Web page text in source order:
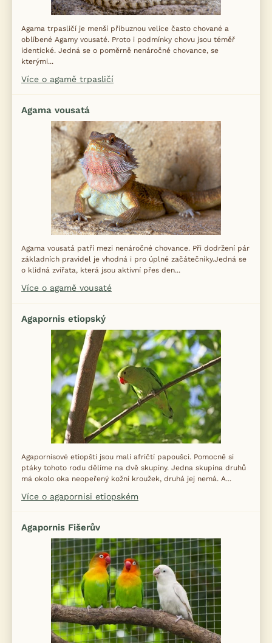
Agama trpasličí je menší příbuznou velice často chované a
oblíbené Agamy vousaté. Proto i podmínky chovu jsou téměř
identické. Jedná se o poměrně nenáročné chovance, se
kterými...
Více o agamě trpasličí
Agama vousatá
Agama vousatá patří mezi nenáročné chovance. Při dodržení pár
základních pravidel je vhodná i pro úplné začátečníky.Jedná se
o klidná zvířata, která jsou aktivní přes den...
Více o agamě vousaté
Agapornis etiopský
Agapornisové etiopští jsou malí afričtí papoušci. Pomocně si
ptáky tohoto rodu dělíme na dvě skupiny. Jedna skupina druhů
má okolo oka neopeřený kožní kroužek, druhá jej nemá. A...
Více o agapornisi etiopském
Agapornis Fišerův